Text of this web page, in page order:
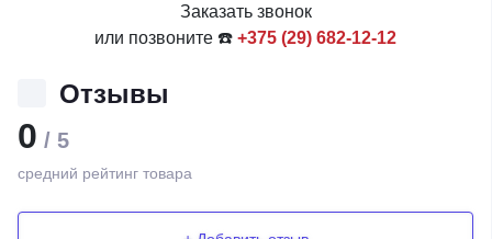
Заказать звонок
или позвоните ☎️ +375 (29) 682-12-12
Отзывы
0 / 5
средний рейтинг товара